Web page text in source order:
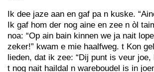
Ik dee jaze aan en gaf pa n kuske.
Ik gaf hom der nog aine en zee n òl
noa: “Op ain bain kinnen we ja nait
zeker!” kwam e mie haalfweg. t Kon
lieden, dat ik zee: “Dij punt is veur joe,
t nog nait haildal n wareboudel is in